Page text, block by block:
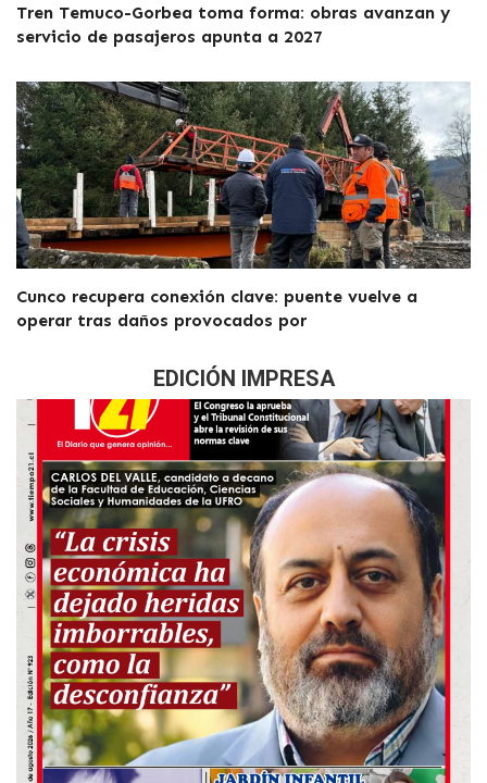
Tren Temuco-Gorbea toma forma: obras avanzan y
servicio de pasajeros apunta a 2027
Cunco recupera conexión clave: puente vuelve a
operar tras daños provocados por
EDICIÓN IMPRESA